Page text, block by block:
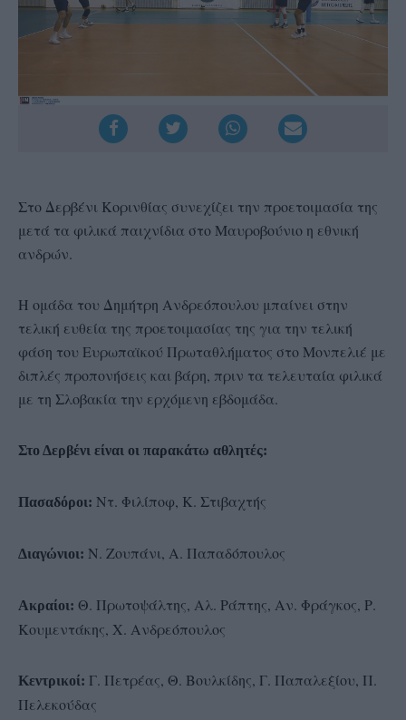
Στο Δερβένι Κορινθίας συνεχίζει την προετοιμασία της
μετά τα φιλικά παιχνίδια στο Μαυροβούνιο η εθνική
ανδρών.
Η ομάδα του Δημήτρη Ανδρεόπουλου μπαίνει στην
τελική ευθεία της προετοιμασίας της για την τελική
φάση του Ευρωπαϊκού Πρωταθλήματος στο Μονπελιέ με
διπλές προπονήσεις και βάρη, πριν τα τελευταία φιλικά
με τη Σλοβακία την ερχόμενη εβδομάδα.
Στο Δερβένι είναι οι παρακάτω αθλητές:
Πασαδόροι: Ντ. Φιλίποφ, Κ. Στιβαχτής
Διαγώνιοι: Ν. Ζουπάνι, Α. Παπαδόπουλος
Ακραίοι: Θ. Πρωτοψάλτης, Αλ. Ράπτης, Αν. Φράγκος, Ρ.
Κουμεντάκης, Χ. Ανδρεόπουλος
Κεντρικοί: Γ. Πετρέας, Θ. Βουλκίδης, Γ. Παπαλεξίου, Π.
Πελεκούδας